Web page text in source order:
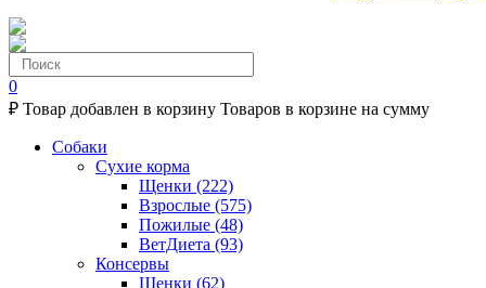
0
₽ Товар добавлен в корзину Товаров в корзине на сумму
Собаки
Сухие корма
Щенки (222)
Взрослые (575)
Пожилые (48)
ВетДиета (93)
Консервы
Щенки (62)